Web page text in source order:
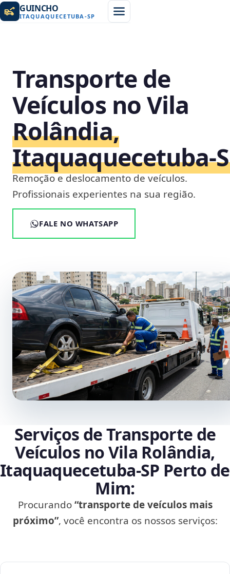
GUINCHO
ITAQUAQUECETUBA -SP
Transporte de
Veículos no Vila
Rolândia,
Remoção e deslocamento de veículos.
Profissionais experientes na sua região.
FALE NO WHATSAPP
Serviços de Transporte de
Veículos no Vila Rolândia,
Itaquaquecetuba‑SP Perto de
Mim:
Procurando“transporte de veículos mais
próximo”, você encontra os nossos serviços: